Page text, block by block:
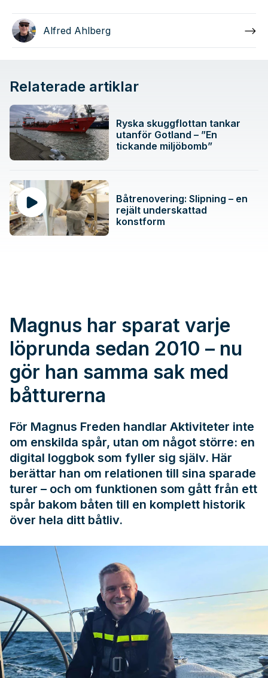
Alfred Ahlberg
Relaterade artiklar
Ryska skuggflottan tankar
utanför Gotland – ”En
tickande miljöbomb”
Båtrenovering: Slipning – en
rejält underskattad
konstform
Magnus har sparat varje
löprunda sedan 2010 – nu
gör han samma sak med
båtturerna
För Magnus Freden handlar Aktiviteter inte
om enskilda spår, utan om något större: en
digital loggbok som fyller sig själv. Här
berättar han om relationen till sina sparade
turer – och om funktionen som gått från ett
spår bakom båten till en komplett historik
över hela ditt båtliv.